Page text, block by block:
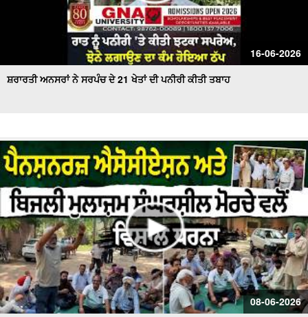
16-06-2026
ਸ਼ਰਾਰਤੀ ਅਨਸਰਾਂ ਨੇ ਸਰਪੰਚ ਦੇ 21 ਖੇਤਾਂ ਦੀ ਪਨੀਰੀ ਕੀਤੀ ਤਬਾਹ
08-06-2026